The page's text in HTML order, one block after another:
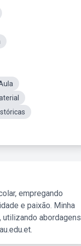
empregando
e paixão. Minha
utilizando abordagens